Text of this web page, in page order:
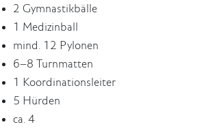
2 Gymnastikbälle
1 Medizinball
mind. 12 Pylonen
6–8 Turnmatten
1 Koordinationsleiter
5 Hürden
ca. 4